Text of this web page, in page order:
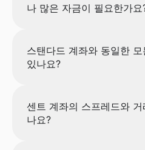
나 많은 자금이 필요한가요
스탠다드 계좌와 동일한
있나요?
센트 계좌의 스프레드와
나요?